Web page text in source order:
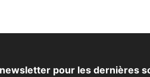
pour les dernières